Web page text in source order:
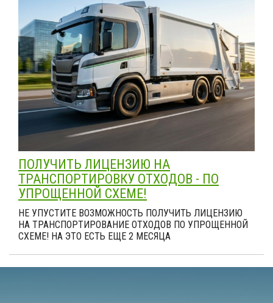
ПОЛУЧИТЬ ЛИЦЕНЗИЮ НА
ТРАНСПОРТИРОВКУ ОТХОДОВ - ПО
УПРОЩЕННОЙ СХЕМЕ!
НЕ УПУСТИТЕ ВОЗМОЖНОСТЬ ПОЛУЧИТЬ ЛИЦЕНЗИЮ
НА ТРАНСПОРТИРОВАНИЕ ОТХОДОВ ПО УПРОЩЕННОЙ
СХЕМЕ! НА ЭТО ЕСТЬ ЕЩЕ 2 МЕСЯЦА